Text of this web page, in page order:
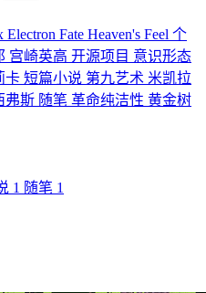
Electron Fate Heaven's Feel 个
宫崎英高 开源项目 意识形态
卡 短篇小说 第九艺术 米凯拉
弗斯 随笔 革命纯洁性 黄金树
1 随笔 1